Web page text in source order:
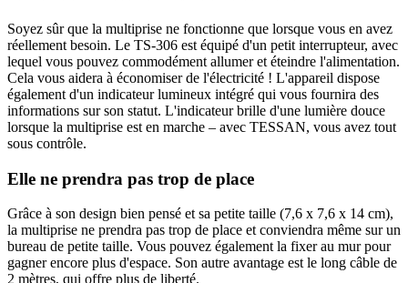
Soyez sûr que la multiprise ne fonctionne que lorsque vous en avez
réellement besoin. Le TS-306 est équipé d'un petit interrupteur, avec
lequel vous pouvez commodément allumer et éteindre l'alimentation.
Cela vous aidera à économiser de l'électricité ! L'appareil dispose
également d'un indicateur lumineux intégré qui vous fournira des
informations sur son statut. L'indicateur brille d'une lumière douce
lorsque la multiprise est en marche – avec TESSAN, vous avez tout
sous contrôle.
Elle ne prendra pas trop de place
Grâce à son design bien pensé et sa petite taille (7,6 x 7,6 x 14 cm),
la multiprise ne prendra pas trop de place et conviendra même sur un
bureau de petite taille. Vous pouvez également la fixer au mur pour
gagner encore plus d'espace. Son autre avantage est le long câble de
2 mètres, qui offre plus de liberté.